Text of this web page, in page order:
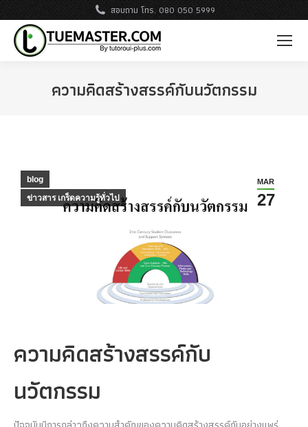
สอบถาม โทร. 080 050 5999
ความคิดสร้างสรรค์กับนวัตกรรม
MAR
27
blog
ข่าวสาร เกร็ดความรู้ทั่วไป
ความคิดสร้างสรรค์กับ
นวัตกรรม